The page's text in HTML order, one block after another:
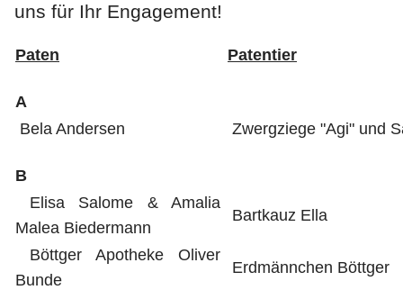
uns für Ihr Engagement!
Paten Patentier
A
Bela Andersen
Zwergziege "Agi" und
B
Elisa Salome & Amalia
Malea Biedermann
Bartkauz Ella
Böttger Apotheke Oliver
Bunde
Erdmännchen Böttger